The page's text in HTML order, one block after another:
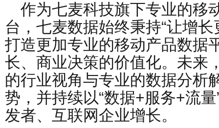
作为七麦科技旗下专业的移
台，七麦数据始终秉持“让增
打造更加专业的移动产品数据
长、商业决策的价值化。未来
的行业视角与专业的数据分析
势，并持续以“数据+服务+流
发者、互联网企业增长。